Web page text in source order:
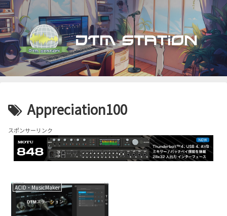
Appreciation100
スポンサーリンク
ACID・MusicMaker